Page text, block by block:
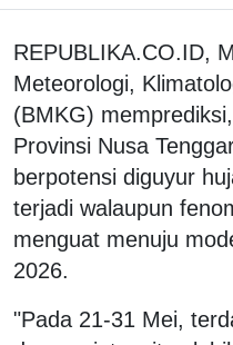
REPUBLIKA.CO.ID,
Meteorologi,
(BMKG)
Provinsi Nusa
berpotensi diguyur
terjadi walaupun
menguat menuju
2026.
"Pada 21-31 Mei,